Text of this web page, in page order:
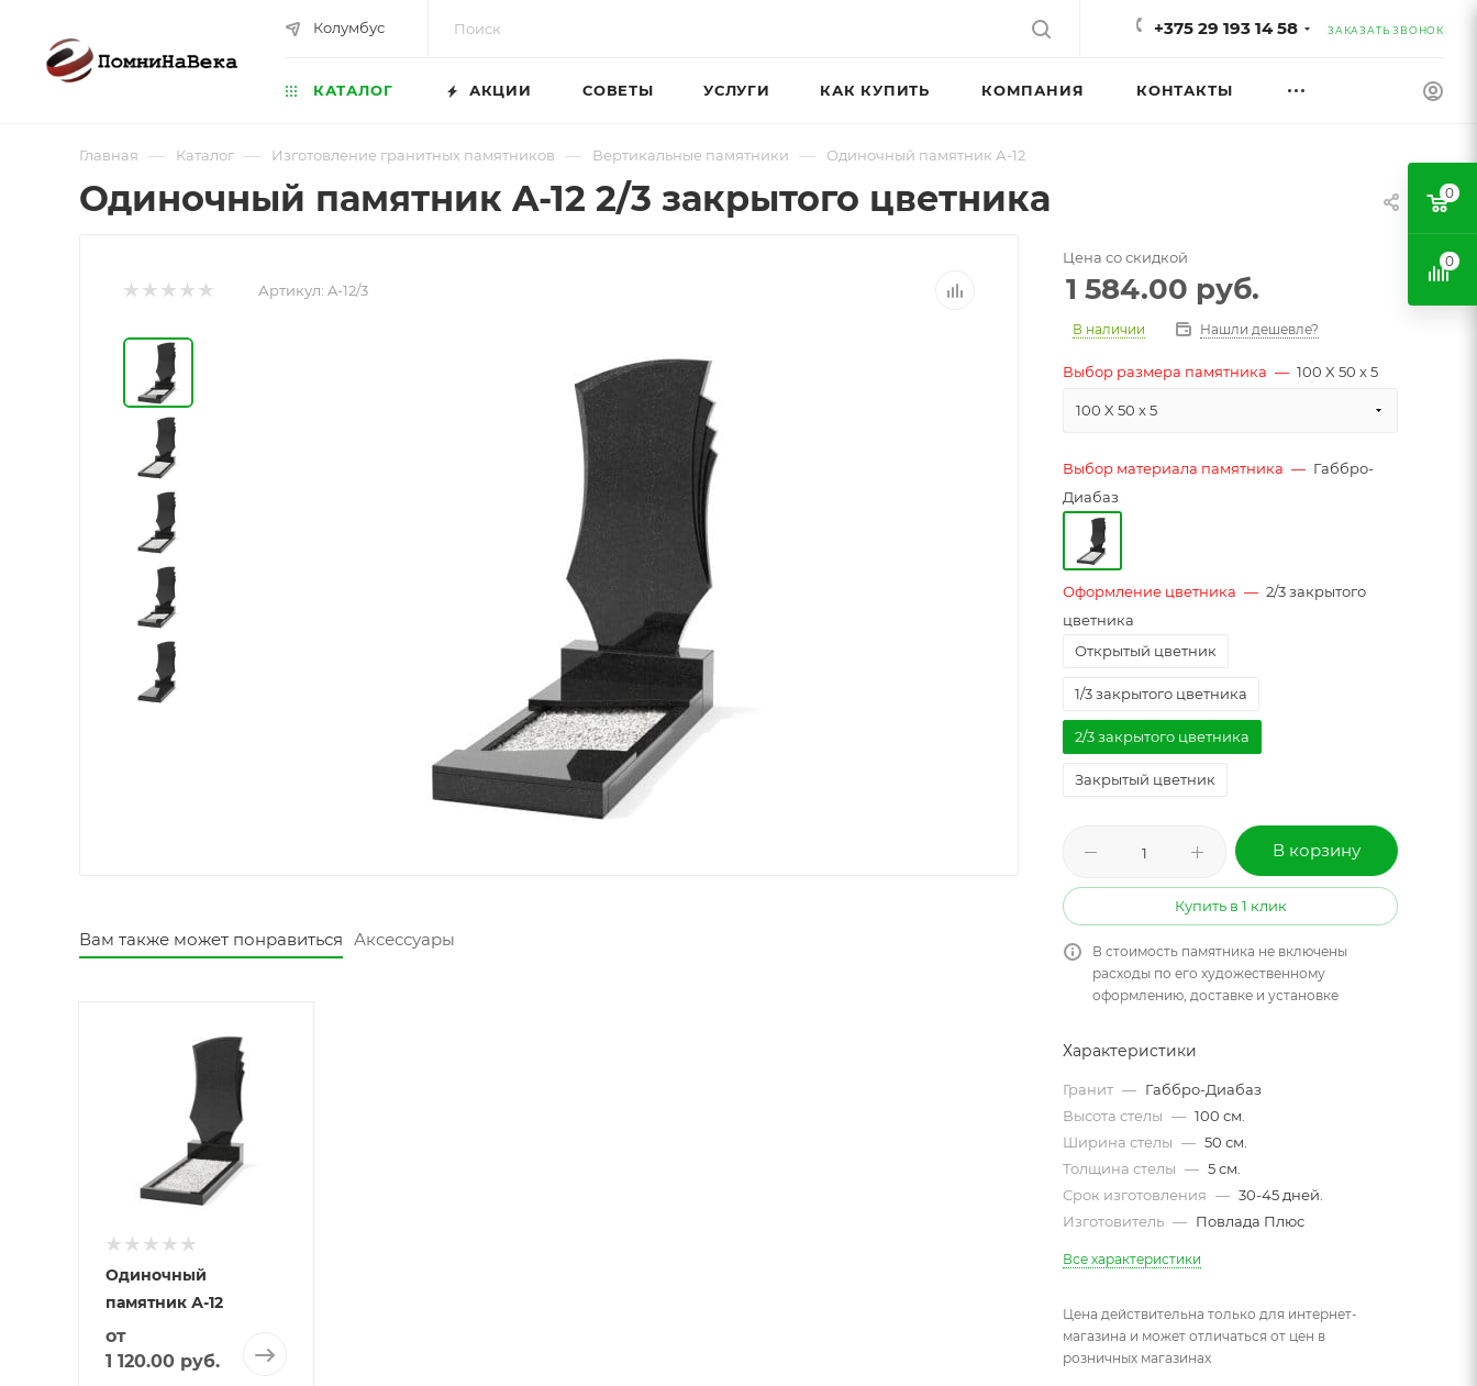
Колумбус +375 29 193 14 58 ЗАКАЗАТЬ ЗВОНОК
КАТАЛОГ АКЦИИ СОВЕТЫ УСЛУГИ КАК КУПИТЬ КОМПАНИЯ КОНТАКТЫ
Главная — Каталог — Изготовление гранитных памятников — Вертикальные памятники — Одиночный памятник А-12
Одиночный памятник A-12 2/3 закрытого цветника
Артикул: A-12/3
Вам также может понравиться Аксессуары
Одиночный
памятник А-12
от
1 120.00 руб.
Цена со скидкой
1 584.00 руб.
В наличии Нашли дешевле?
Выбор размера памятника — 100 X 50 x 5
100 X 50 x 5
Выбор материала памятника — Габбро-
Диабаз
Оформление цветника — 2/3 закрытого
цветника
Открытый цветник
1/3 закрытого цветника
2/3 закрытого цветника
Закрытый цветник
В корзину
Купить в 1 клик
В стоимость памятника не включены
расходы по его художественному
оформлению, доставке и установке
Характеристики
Гранит — Габбро-Диабаз
Высота стелы — 100 см.
Ширина стелы — 50 см.
Толщина стелы — 5 см.
Срок изготовления — 30-45 дней.
Изготовитель — Повлада Плюс
Все характеристики
Цена действительна только для интернет-
магазина и может отличаться от цен в
розничных магазинах
0
0